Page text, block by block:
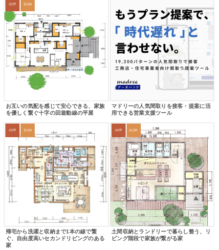
32坪 3LDK
お互いの気配を感じて安心できる、家族
を優しく繋ぐ十字の回遊動線の平屋
マドリーの人気間取りを接客・提案に活
用できる営業支援ツール
43坪 3LDK
帰宅から洗濯と収納まで1本の線で繋
ぐ、自由度高いセカンドリビングのある
家
34坪 2LDK
土間収納とランドリーで暮らし整う、リ
ビング階段で家族が繋がる家